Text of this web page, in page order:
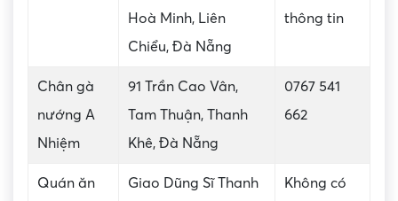
Hoà Minh, Liên
Chiểu, Đà Nẵng
thông tin
Chân gà
nướng A
Nhiệm
91 Trần Cao Vân,
Tam Thuận, Thanh
Khê, Đà Nẵng
0767 541
662
Quán ăn
Giao Dũng Sĩ Thanh
Không có